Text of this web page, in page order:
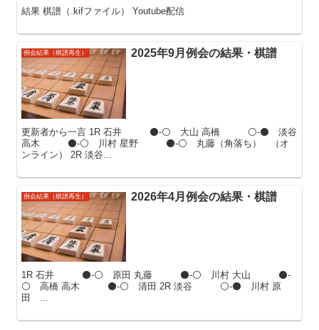
結果 棋譜（.kifファイル） Youtube配信
例会結果（棋譜再生） 2025年9月例会の結果・棋譜
更新者から一言 1R 石井 ⚫-⚪ 大山 高橋 ⚪-⚫ 淡谷
高木 ⚫-⚪ 川村 星野 ⚫-⚪ 丸藤（角落ち） （オ
ンライン） 2R 淡谷...
例会結果（棋譜再生） 2026年4月例会の結果・棋譜
1R 石井 ⚫-⚪ 原田 丸藤 ⚫-⚪ 川村 大山 ⚫-
⚪ 高橋 高木 ⚫-⚪ 清田 2R 淡谷 ⚪-⚫ 川村 原
田 ...